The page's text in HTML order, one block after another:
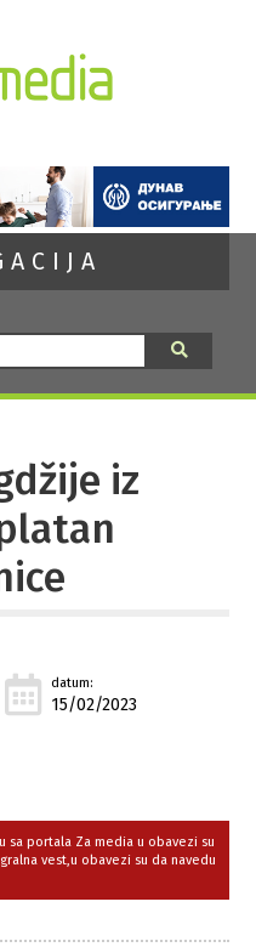
iz
datum:
15/02/2023
sa portala Za media u obavezi su
vest,u obavezi su da navedu